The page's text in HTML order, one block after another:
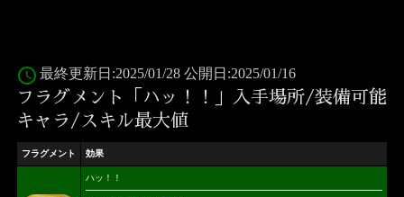
access_time 最終更新日:2025/01/28 公開日:2025/01/16
フラグメント「ハッ！！」入手場所/装備可能
キャラ/スキル最大値
フラグメント 効果
ハッ！！